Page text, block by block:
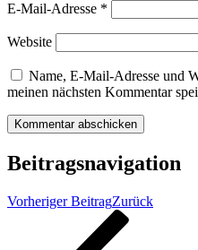
E-Mail-Adresse *
Website
Name, E-Mail-Adresse und
meinen nächsten Kommentar
Beitragsnavigation
Vorheriger BeitragZurück